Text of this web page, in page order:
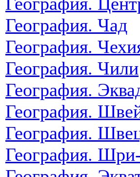
География. Чад
География.
География. Чили
География.
География.
География.
География.